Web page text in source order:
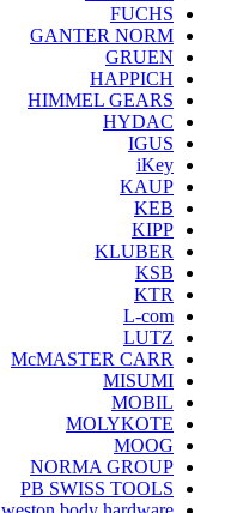
FUCHS
GANTER NORM
GRUEN
HAPPICH
HIMMEL GEARS
HYDAC
IGUS
iKey
KAUP
KEB
KIPP
KLUBER
KSB
KTR
L-com
LUTZ
McMASTER CARR
MISUMI
MOBIL
MOLYKOTE
MOOG
NORMA GROUP
PB SWISS TOOLS